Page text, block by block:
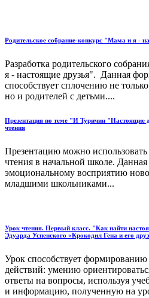
Родительское собрание-конкурс "Мама и я -
Разработка родительского
я - настоящие друзья". Данная
способствует сплочению не
но и родителей с детьми....
Презентация по теме "И Туричин "Настоящие
чтения
Презентацию можно использовать
чтения в начальной школе. Данная
эмоциональному восприятию
младшими школьниками...
Урок чтения. Первый класс. "Как найти
Эдуарда Успенского «Крокодил Гена и его
Урок способствует
действий: умению
ответы на вопросы, используя
и информацию, полученную на